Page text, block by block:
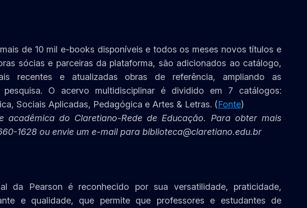
de 10 mil e-books disponíveis e todos os meses novos títulos e
sócias e parceiras da plataforma, são adicionados ao catálogo,
recentes e atualizadas obras de referência, ampliando as
O acervo multidisciplinar é dividido em 7 catálogos:
Sociais Aplicadas, Pedagógica e Artes & Letras. (Fonte)
acadêmica do Claretiano-Rede de Educação. Para obter mais
1628 ou envie um e-mail para biblioteca@claretiano.edu.br
da Pearson é reconhecido por sua versatilidade, praticidade,
e qualidade, que permite que professores e estudantes de